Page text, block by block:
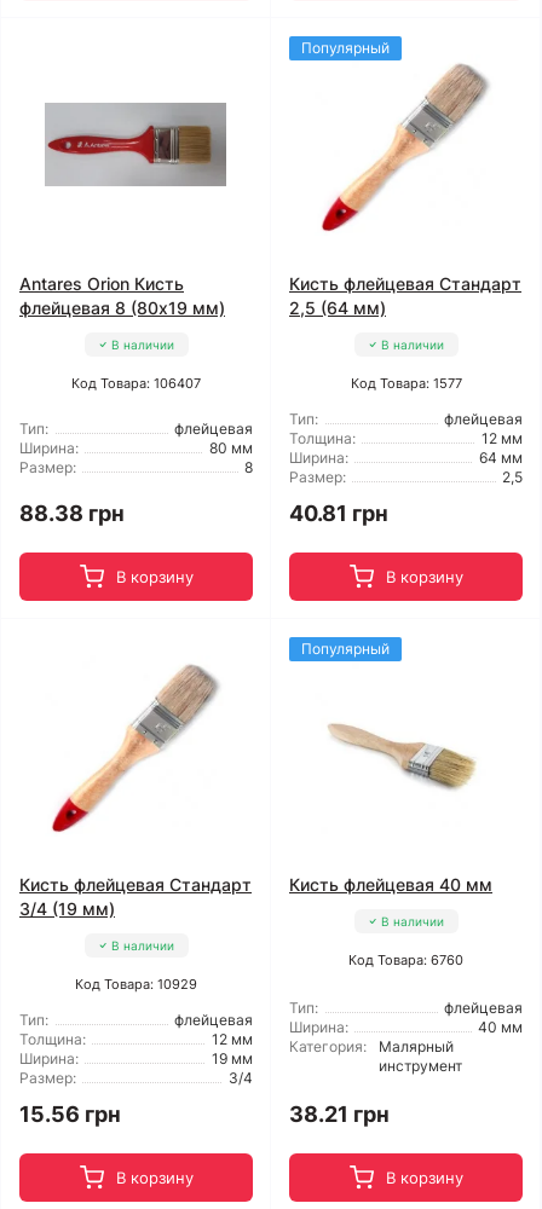
Antares Orion Кисть
флейцевая 8 (80x19 мм)
В наличии
Код Товара: 106407
Тип:
флейцевая
Ширина:
80 мм
Размер:
8
88.38 грн
В корзину
Популярный
Кисть флейцевая Стандарт
2,5 (64 мм)
В наличии
Код Товара: 1577
Тип:
флейцевая
Толщина:
12 мм
Ширина:
64 мм
Размер:
2,5
40.81 грн
В корзину
Кисть флейцевая Стандарт
3/4 (19 мм)
В наличии
Код Товара: 10929
Тип:
флейцевая
Толщина:
12 мм
Ширина:
19 мм
Размер:
3/4
15.56 грн
В корзину
Популярный
Кисть флейцевая 40 мм
В наличии
Код Товара: 6760
Тип:
флейцевая
Ширина:
40 мм
Категория:
Малярный
инструмент
38.21 грн
В корзину